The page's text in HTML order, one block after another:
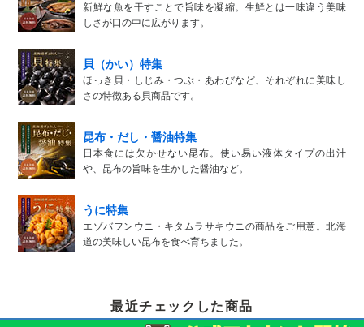
新鮮な魚を干すことで旨味を凝縮。生鮮とは一味違う美味
しさが口の中に広がります。
貝（かい）特集
ほっき貝・しじみ・つぶ・あわびなど、それぞれに美味し
さの特徴ある貝商品です。
昆布・だし・醤油特集
日本食には欠かせない昆布。使い易い液体タイプの出汁
や、昆布の旨味を生かした醤油など。
うに特集
エゾバフンウニ・キタムラサキウニの商品をご用意。北海
道の美味しい昆布を食べ育ちました。
最近チェックした商品